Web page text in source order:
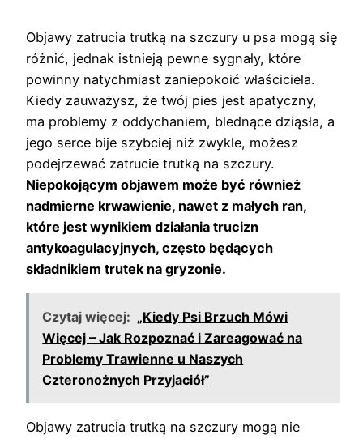
Objawy zatrucia trutką na szczury u psa mogą się
różnić, jednak istnieją pewne sygnały, które
powinny natychmiast zaniepokoić właściciela.
Kiedy zauważysz, że twój pies jest apatyczny,
ma problemy z oddychaniem, blednące dziąsła, a
jego serce bije szybciej niż zwykle, możesz
podejrzewać zatrucie trutką na szczury.
Niepokojącym objawem może być również
nadmierne krwawienie, nawet z małych ran,
które jest wynikiem działania trucizn
antykoagulacyjnych, często będących
składnikiem trutek na gryzonie.
Czytaj więcej: „Kiedy Psi Brzuch Mówi
Więcej – Jak Rozpoznać i Zareagować na
Problemy Trawienne u Naszych
Czteronożnych Przyjaciół”
Objawy zatrucia trutką na szczury mogą nie